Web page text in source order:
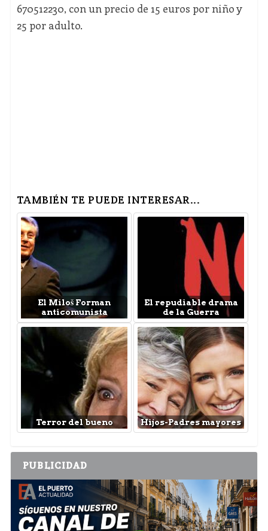
670512230, con un precio de 15 euros por niño y
25 por adulto.
TAMBIÉN TE PUEDE INTERESAR...
El Miloš Forman
anticomunista
El repudiable drama
de la Guerra
Terror del bueno Hijos-Padres mayores
PUBLICIDAD